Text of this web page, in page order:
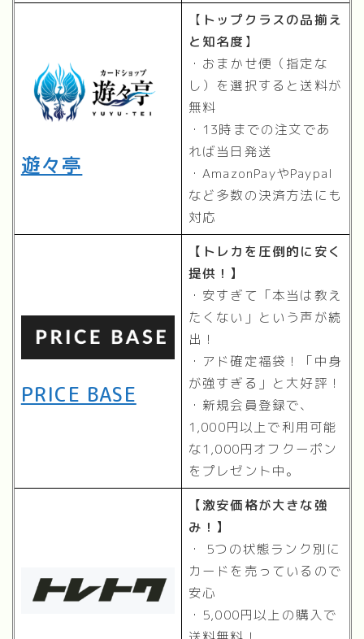
遊々亭
【 トップクラスの品揃え
と知名度 】
・おまかせ便（指定な
し）を選択すると送料が
無料
・13時までの注文であ
れば当日発送
・AmazonPayやPaypal
など多数の決済方法にも
対応
PRICE BASE
【トレカを圧倒的に安く
提供！】
・安すぎて「本当は教え
たくない」という声が続
出！
・アド確定福袋！「中身
が強すぎる」と大好評！
・新規会員登録で、
1,000円以上で利用可能
な1,000円オフクーポン
をプレゼント中。
【激安価格が大きな強
み！】
・ 5つの状態ランク別に
カードを売っているので
安心
・5,000円以上の購入で